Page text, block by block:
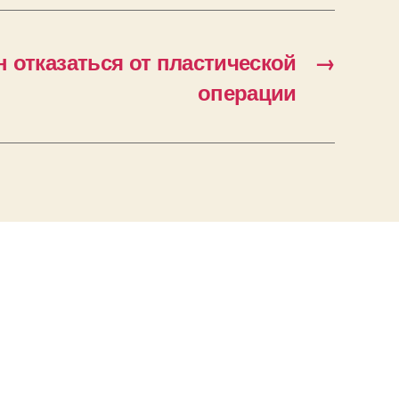
→
от пластической
операции